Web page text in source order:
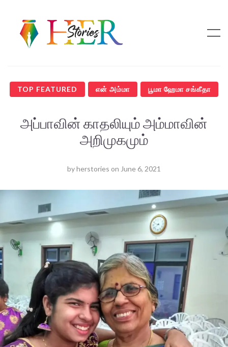
TOP FEATURED என் அம்மா பூமா ஹேமா சங்கீதா
அப்பாவின் காதலியும் அம்மாவின்
அறிமுகமும்
byherstories on June 6, 2021